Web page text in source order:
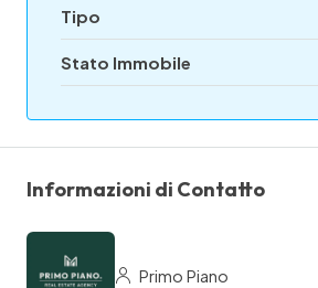
Tipo
Stato Immobile
Informazioni di Contatto
Primo Piano